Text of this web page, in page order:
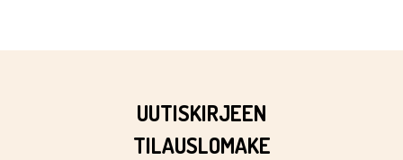
UUTISKIRJEEN
TILAUSLOMAKE